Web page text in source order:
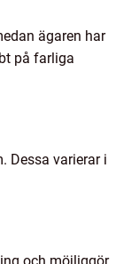
ägaren har
på farliga
Dessa varierar i